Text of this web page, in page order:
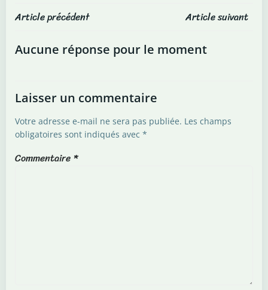
Post
navigation
Article précédent
navigation
Article suivant
Aucune réponse pour le moment
Laisser un commentaire
Votre adresse e-mail ne sera pas publiée. Les champs
obligatoires sont indiqués avec *
Commentaire *